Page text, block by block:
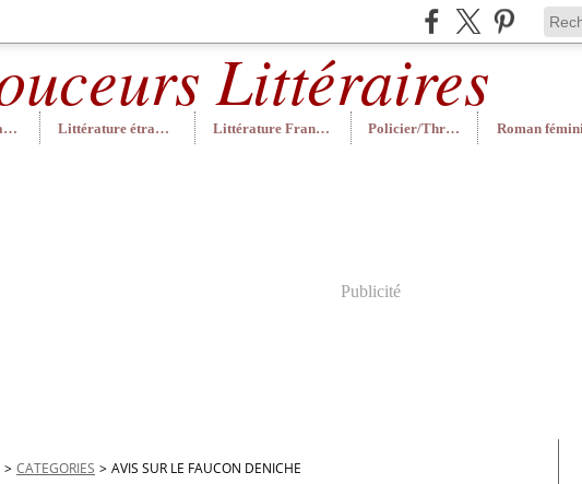
Bit-Lit & Urban fantasy Littérature étrangère Littérature Française Policier/Thriller
Publicité
> CATEGORIES > AVIS SUR LE FAUCON DENICHE